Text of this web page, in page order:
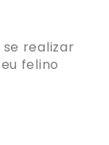
realizar
felino